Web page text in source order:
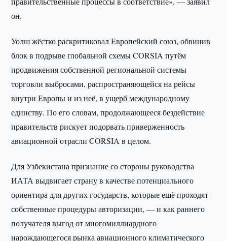
он.
Уолш жёстко раскритиковал Европейский союз, обвинив
блок в подрыве глобальной схемы CORSIA путём
продвижения собственной региональной системы
торговли выбросами, распространяющейся на рейсы
внутри Европы и из неё, в ущерб международному
единству. По его словам, продолжающееся бездействие
правительств рискует подорвать приверженность
авиационной отрасли CORSIA в целом.
Для Узбекистана признание со стороны руководства
ИАТА выдвигает страну в качестве потенциального
ориентира для других государств, которые ещё проходят
собственные процедуры авторизации, — и как раннего
получателя выгод от многомиллиардного
нарождающегося рынка авиационного климатического